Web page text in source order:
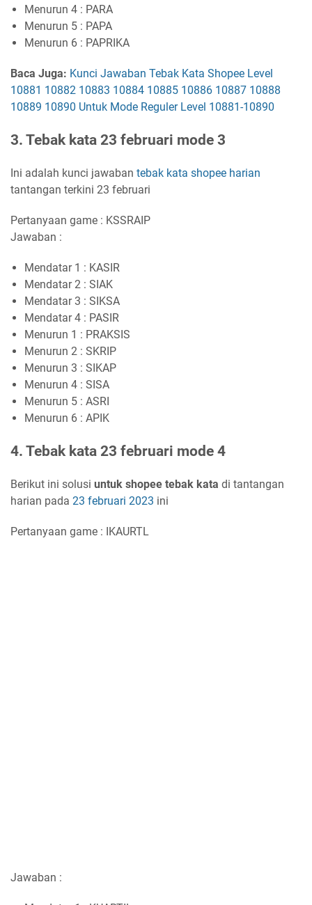
Menurun 4 : PARA
Menurun 5 : PAPA
Menurun 6 : PAPRIKA
Baca Juga: Kunci Jawaban Tebak Kata Shopee Level
10881 10882 10883 10884 10885 10886 10887 10888
10889 10890 Untuk Mode Reguler Level 10881-10890
3. Tebak kata 23 februari mode 3
Ini adalah kunci jawaban tebak kata shopee harian
tantangan terkini 23 februari
Pertanyaan game : KSSRAIP
Jawaban :
Mendatar 1 : KASIR
Mendatar 2 : SIAK
Mendatar 3 : SIKSA
Mendatar 4 : PASIR
Menurun 1 : PRAKSIS
Menurun 2 : SKRIP
Menurun 3 : SIKAP
Menurun 4 : SISA
Menurun 5 : ASRI
Menurun 6 : APIK
4. Tebak kata 23 februari mode 4
Berikut ini solusi untuk shopee tebak kata di tantangan
harian pada 23 februari 2023 ini
Pertanyaan game : IKAURTL
Jawaban :